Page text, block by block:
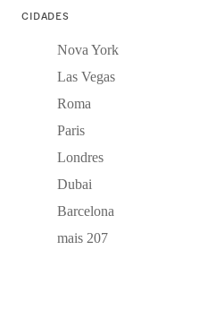
CIDADES
Nova York
Las Vegas
Roma
Paris
Londres
Dubai
Barcelona
mais 207